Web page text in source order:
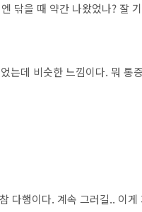
닦을 때 약간 나왔었나? 잘
는데 비슷한 느낌이다. 뭐 통
다행이다. 계속 그러길.. 이게